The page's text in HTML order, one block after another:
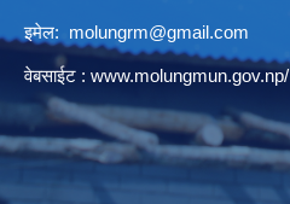
इमेल: molungrm@gmail.com
वेबसाईट : www.molungmun.gov.np/